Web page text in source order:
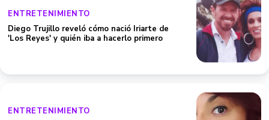
ENTRETENIMIENTO
Diego Trujillo reveló cómo nació Iriarte de
'Los Reyes' y quién iba a hacerlo primero
ENTRETENIMIENTO